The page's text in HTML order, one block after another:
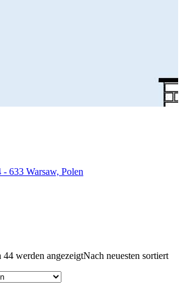
633 Warsaw, Polen
44 werden angezeigtNach neuesten sortiert